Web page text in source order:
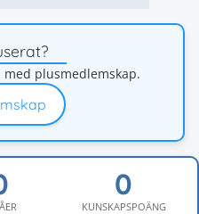
plusmedlemskap.
KUNSKAPSPOÄNG